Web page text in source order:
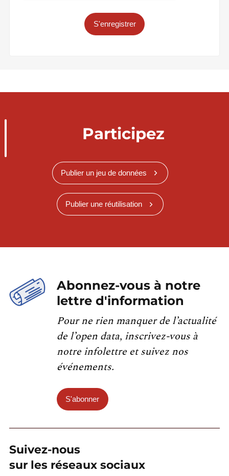
S'enregistrer
Participez
Publier un jeu de données
Publier une réutilisation
Abonnez-vous à notre
lettre d'information
Pour ne rien manquer de l’actualité
de l’open data, inscrivez-vous à
notre infolettre et suivez nos
événements.
S'abonner
Suivez-nous
sur les réseaux sociaux